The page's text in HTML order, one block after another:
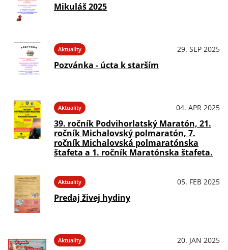
Mikuláš 2025
Aktuality 29. SEP 2025
Pozvánka - úcta k starším
Aktuality 04. APR 2025
39. ročník Podvihorlatský Maratón, 21.
ročník Michalovský polmaratón, 7.
ročník Michalovská polmaratónska
štafeta a 1. ročník Maratónska štafeta.
Aktuality 05. FEB 2025
Predaj živej hydiny
Aktuality 20. JAN 2025